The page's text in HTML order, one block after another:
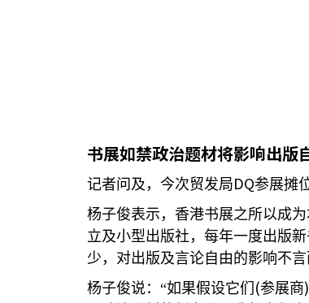
书展如禁政治题材将影响出版
记者问及，今次贸发局DQ参展摊
杨子俊表示，香港书展之所以成
立及小型出版社，每年一度出版
少，对出版及言论自由的影响不言
杨子俊说：“如果假设它们 (参展商)